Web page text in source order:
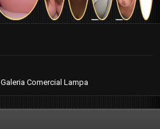
Galeria Comercial Lampa